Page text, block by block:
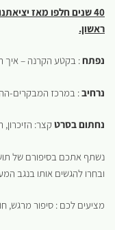
40 שנים חלפו מאז
ראשון.
נפתח: בקטע הקרנה – איך
נרחיב: במרכז המבקרים-
נחתום בסרטקצר: הזיכרון,
נשתף אתכם בסיפורם של
ובחרו להגשים אותו בנגב
מציעים לכם : סיפור מרגש,